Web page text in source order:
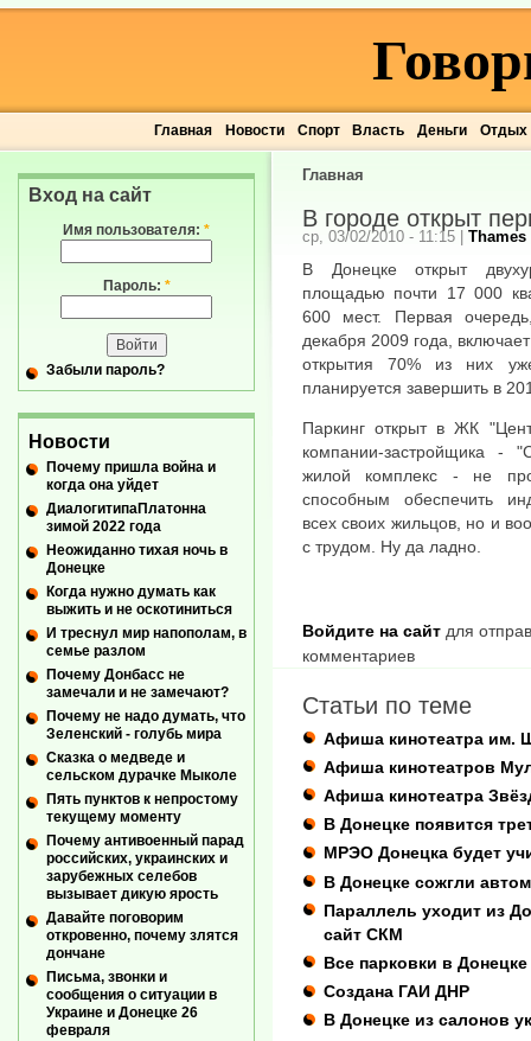
Главная Новости Спорт Власть Деньги Отдых
Главная
В городе открыт
ср, 03/02/2010 - 11:15 | Thames
В Донецке открыт
площадью почти 17 000
600 мест. Первая
декабря 2009 года,
открытия 70% из них
планируется завершить в
Паркинг открыт в ЖК
компании-застройщика -
жилой комплекс - не
способным обеспечить
всех своих жильцов, но и
с трудом. Ну да ладно.
Войдите на сайт для
комментариев
Статьи по теме
Афиша кинотеатра им.
Афиша кинотеатров
Афиша кинотеатра
В Донецке появится
МРЭО Донецка будет
В Донецке сожгли
Параллель уходит из
сайт СКМ
Все парковки в
Создана ГАИ ДНР
В Донецке из салонов
Вход на сайт
Имя пользователя: *
Пароль: *
Забыли пароль?
Новости
Почему пришла война и
когда она уйдет
ДиалогитипаПлатонна
зимой 2022 года
Неожиданно тихая ночь в
Донецке
Когда нужно думать как
выжить и не оскотиниться
И треснул мир напополам, в
семье разлом
Почему Донбасс не
замечали и не замечают?
Почему не надо думать, что
Зеленский - голубь мира
Сказка о медведе и
сельском дурачке Мыколе
Пять пунктов к непростому
текущему моменту
Почему антивоенный парад
российских, украинских и
зарубежных селебов
вызывает дикую ярость
Давайте поговорим
откровенно, почему злятся
дончане
Письма, звонки и
сообщения о ситуации в
Украине и Донецке 26
февраля